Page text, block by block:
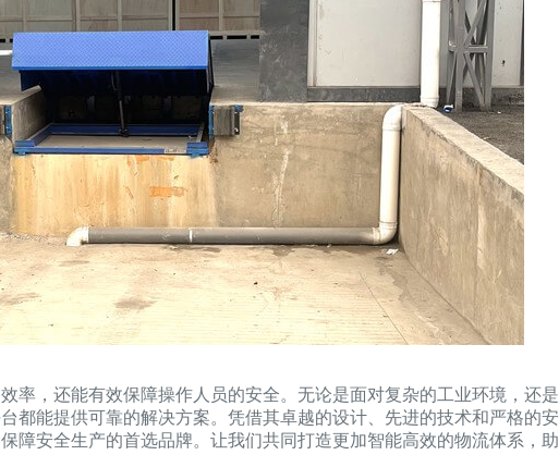
率，还能有效保障操作人员的安全。无论是面对复杂的工业环境，还是
都能提供可靠的解决方案。凭借其卓越的设计、先进的技术和严格的安
障安全生产的首选品牌。让我们共同打造更加智能高效的物流体系，助